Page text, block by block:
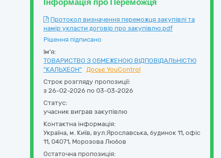
Інформація про Переможця
Протокол визначення переможця закупівлі та
намір укласти договір про закупівлю.pdf
Рішення підписано
Ім'я:
ТОВАРИСТВО З ОБМЕЖЕНОЮ ВІДПОВІДАЛЬНІСТЮ
"КАЛЬХЕОН"
Досьє YouControl
Строк розгляду пропозиції:
з 26-02-2026 по 03-03-2026
Статус:
учасник виграв закупівлю
Контактна інформація:
Україна, м. Київ, вул.Ярославська, будинок 11, офіс
11, 04071, Морозова Любов
Остаточна пропозиція: